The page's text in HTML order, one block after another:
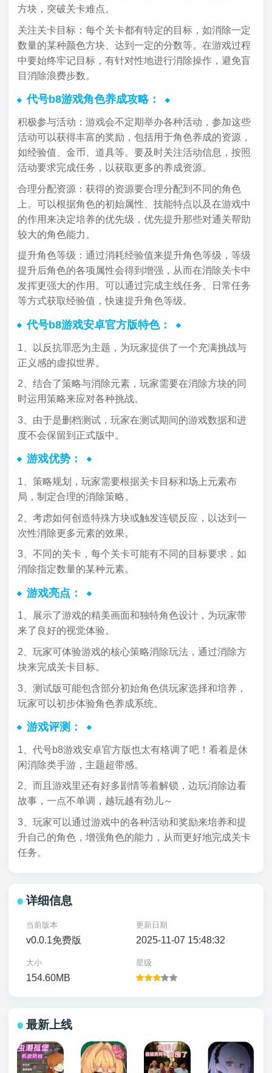
方块，突破关卡难点。
关注关卡目标：每个关卡都有特定的目标，如消除一定
数量的某种颜色方块、达到一定的分数等。在游戏过程
中要始终牢记目标，有针对性地进行消除操作，避免盲
目消除浪费步数。
代号b8游戏角色养成攻略：
积极参与活动：游戏会不定期举办各种活动，参加这些
活动可以获得丰富的奖励，包括用于角色养成的资源，
如经验值、金币、道具等。要及时关注活动信息，按照
活动要求完成任务，以获取更多的养成资源。
合理分配资源：获得的资源要合理分配到不同的角色
上。可以根据角色的初始属性、技能特点以及在游戏中
的作用来决定培养的优先级，优先提升那些对通关帮助
较大的角色能力。
提升角色等级：通过消耗经验值来提升角色等级，等级
提升后角色的各项属性会得到增强，从而在消除关卡中
发挥更强大的作用。可以通过完成主线任务、日常任务
等方式获取经验值，快速提升角色等级。
代号b8游戏安卓官方版特色：
1、以反抗罪恶为主题，为玩家提供了一个充满挑战与
正义感的虚拟世界。
2、结合了策略与消除元素，玩家需要在消除方块的同
时运用策略来应对各种挑战。
3、由于是删档测试，玩家在测试期间的游戏数据和进
度不会保留到正式版中。
游戏优势：
1、策略规划，玩家需要根据关卡目标和场上元素布
局，制定合理的消除策略。
2、考虑如何创造特殊方块或触发连锁反应，以达到一
次性消除更多元素的效果。
3、不同的关卡，每个关卡可能有不同的目标要求，如
消除指定数量的某种元素。
游戏亮点：
1、展示了游戏的精美画面和独特角色设计，为玩家带
来了良好的视觉体验。
2、玩家可体验游戏的核心策略消除玩法，通过消除方
块来完成关卡目标。
3、测试版可能包含部分初始角色供玩家选择和培养，
玩家可以初步体验角色养成系统。
游戏评测：
1、代号b8游戏安卓官方版也太有格调了吧！看着是休
闲消除类手游，主题超带感。
2、而且游戏里还有好多剧情等着解锁，边玩消除边看
故事，一点不单调，越玩越有劲儿～
3、玩家可以通过游戏中的各种活动和奖励来培养和提
升自己的角色，增强角色的能力，从而更好地完成关卡
任务。
详细信息
当前版本
v0.0.1免费版
更新日期
2025-11-07 15:48:32
大小
154.60MB
星级
最新上线